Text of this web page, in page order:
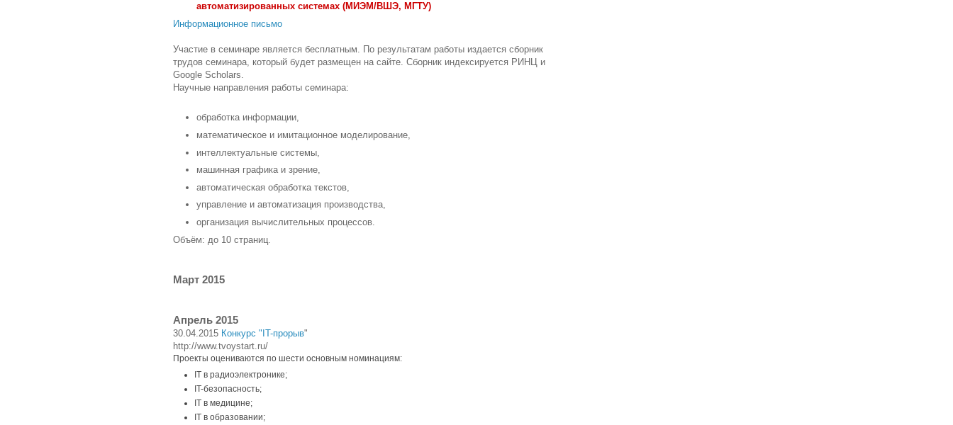
автоматизированных системах (МИЭМ/ВШЭ, МГТУ)
Информационное письмо
Участие в семинаре является бесплатным. По результатам работы издается сборник
трудов семинара, который будет размещен на сайте. Сборник индексируется РИНЦ и
Google Scholars.
Научные направления работы семинара:
обработка информации,
математическое и имитационное моделирование,
интеллектуальные системы,
машинная графика и зрение,
автоматическая обработка текстов,
управление и автоматизация производства,
организация вычислительных процессов.
Объём: до 10 страниц.
Март 2015
Апрель 2015
30.04.2015 Конкурс "IT-прорыв"
http://www.tvoystart.ru/
Проекты оцениваются по шести основным номинациям:
IT в радиоэлектронике;
IT-безопасность;
IT в медицине;
IT в образовании;